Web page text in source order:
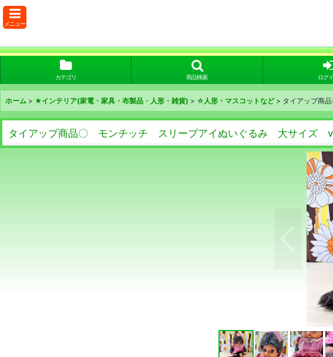
メニュー
カテゴリ 商品検索 ログ
ホーム > ★インテリア(家電・家具・布製品・人形・雑貨) > ☆人形・マスコットなど > タイアップ商
タイアップ商品〇 モンチッチ スリープアイぬいぐるみ 大サイ